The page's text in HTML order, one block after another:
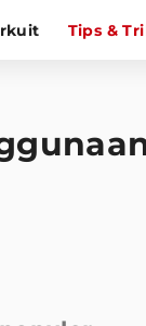
Tips &